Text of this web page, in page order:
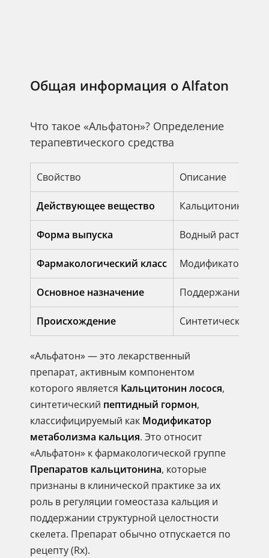
Общая информация о Alfaton
Что такое «Альфатон»? Определение
терапевтического средства
Свойство Описание
Действующее вещество Кальцитонин
Форма выпуска Водный раствор
Фармакологический класс Модификатор
Основное назначение Поддержание
Происхождение Синтетический
«Альфатон» — это лекарственный
препарат, активным компонентом
которого является Кальцитонин лосося,
синтетический пептидный гормон,
классифицируемый как Модификатор
метаболизма кальция. Это относит
«Альфатон» к фармакологической группе
Препаратов кальцитонина, которые
признаны в клинической практике за их
роль в регуляции гомеостаза кальция и
поддержании структурной целостности
скелета. Препарат обычно отпускается по
рецепту (Rx).